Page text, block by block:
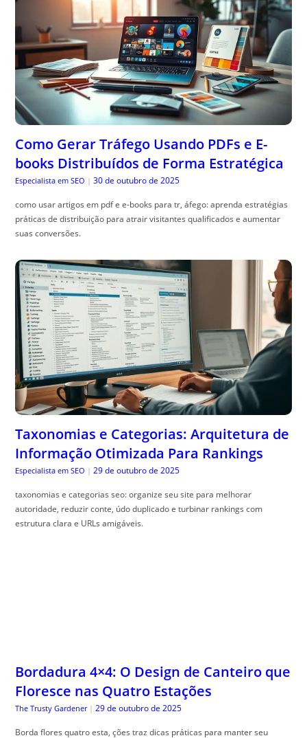
Como Gerar Tráfego Usando PDFs e E-
books Distribuídos de Forma Estratégica
Especialista em SEO | 30 de outubro de 2025
como usar artigos em pdf e e-books para tr, áfego: aprenda estratégias
suas conversões.
Taxonomias e Categorias: Arquitetura de
Informação Otimizada Para Rankings
Especialista em SEO | 29 de outubro de 2025
taxonomias e categorias seo: organize seu site para melhorar
estrutura clara e URLs amigáveis.